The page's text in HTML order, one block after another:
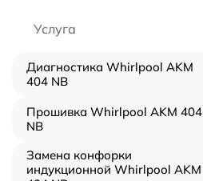
Услуга
Диагностика Whirlpool AKM
404 NB
Прошивка Whirlpool AKM 404
NB
Замена конфорки
индукционной Whirlpool AKM